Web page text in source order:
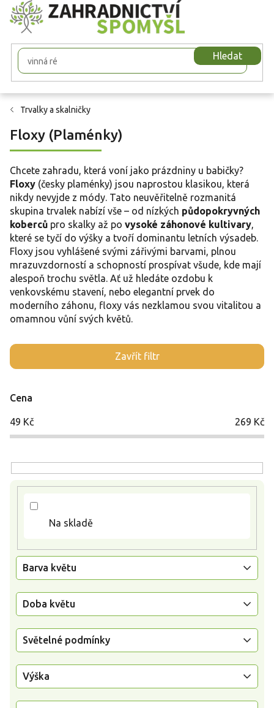
Přejít
na
obsah
Hledat
Trvalky a skalničky
Floxy (Plaménky)
Chcete zahradu, která voní jako prázdniny u babičky?
Floxy (česky plaménky) jsou naprostou klasikou, která
nikdy nevyjde z módy. Tato neuvěřitelně rozmanitá
skupina trvalek nabízí vše – od nízkých půdopokryvných
koberců pro skalky až po vysoké záhonové kultivary
které se tyčí do výšky a tvoří dominantu letních výsadeb.
Floxy jsou vyhlášené svými zářivými barvami, plnou
mrazuvzdorností a schopností prospívat všude, kde mají
alespoň trochu světla. Ať už hledáte ozdobu k
venkovskému stavení, nebo elegantní prvek do
moderního záhonu, floxy vás nezklamou svou vitalitou a
omamnou vůní svých květů.
Zavřít filtr
Cena
49 Kč 269 Kč
Na skladě
Barva květu
Doba květu
Světelné podmínky
Výška
V
ý
s
p
u